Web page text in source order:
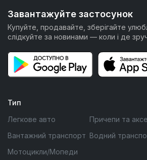
Завантажуйте застосунок
Купуйте, продавайте, зберігайте
слідкуйте за новинами — коли і де
Тип
Легкове авто
Вантажний транспорт
Мотоцикли/Мопеди
Причепи та
Водний